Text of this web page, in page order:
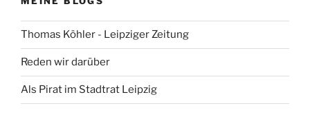
Thomas Köhler - Leipziger Zeitung
Reden wir darüber
Als Pirat im Stadtrat Leipzig